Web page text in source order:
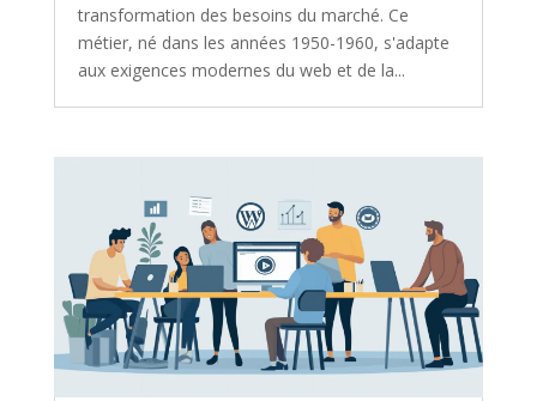
transformation des besoins du marché. Ce
métier, né dans les années 1950-1960, s'adapte
aux exigences modernes du web et de la...